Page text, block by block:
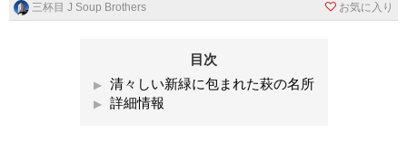
三杯目 J Soup Brothers お気に入り
目次
清々しい新緑に包まれた萩の名所
詳細情報